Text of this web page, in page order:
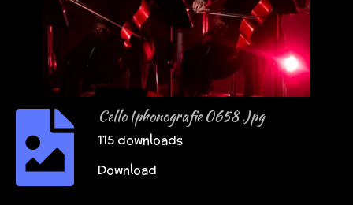
Cello Iphonografie 0658 Jpg
115 downloads
Download